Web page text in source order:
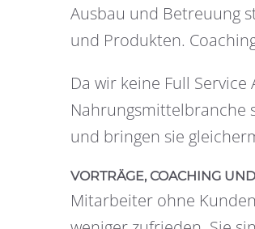
Ausbau und Betreuung
und Produkten.
Da wir keine Full
Nahrungsmittelbranche
und bringen sie
VORTRÄGE, COACHING
Mitarbeiter ohne